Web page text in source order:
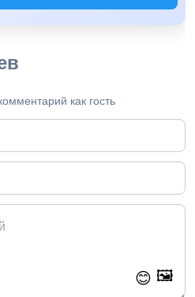
как гость
😊 🖼️